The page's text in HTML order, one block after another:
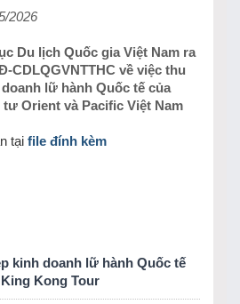
2026
Du lịch Quốc gia Việt Nam ra
CDLQGVNTTHC về việc thu
lữ hành Quốc tế của
Orient và Pacific Việt Nam
tại file đính kèm
kinh doanh lữ hành Quốc tế
Kong Tour